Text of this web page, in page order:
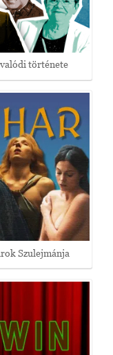
története
Szulejmánja